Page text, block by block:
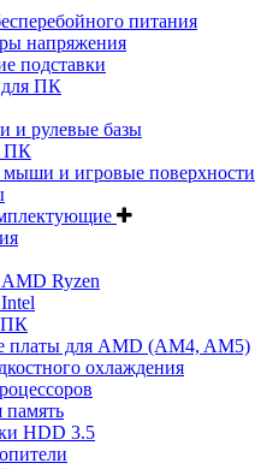
питания
напряжения
подставки
ПК
и рулевые базы
ПК
и игровые поверхности
Ryzen
ПК
платы для AMD (AM4, AM5)
охлаждения
память
HDD 3.5